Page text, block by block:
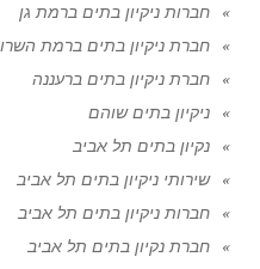
חברות ניקיון בתים ברמת גן
חברת ניקיון בתים ברמת
חברת ניקיון בתים ברעננה
ניקיון בתים שוהם
נקיון בתים תל אביב
שירותי ניקיון בתים תל אביב
חברות ניקיון בתים תל אביב
חברת נקיון בתים תל אביב